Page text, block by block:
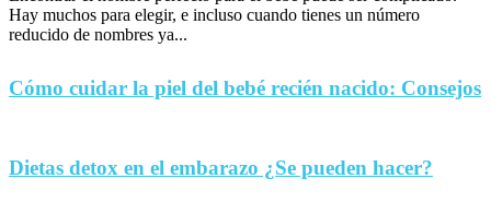
Hay muchos para elegir, e incluso cuando tienes un número
reducido de nombres ya...
Cómo cuidar la piel del bebé recién nacido: Consejos
Dietas detox en el embarazo ¿Se pueden hacer?